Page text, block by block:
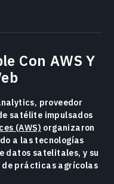
Con AWS Y
proveedor
satélite impulsados
(AWS) organizaron
a las tecnologías
datos satelitales, y su
de prácticas agrícolas